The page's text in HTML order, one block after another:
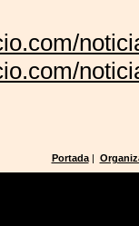
Portada|